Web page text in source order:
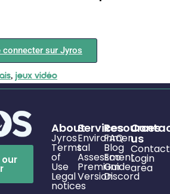
connecter sur Jyros
, jeux vidéo
About
Jyros
Terms
of
Use
Legal
notices
Services
Environmen
tal
Assessment
Premium
Version
Resources
FAQ
Blog
Eco
Guide
Discord
us
Contact
Login
area